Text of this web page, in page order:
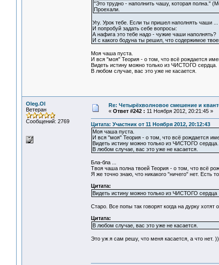
"Это трудно - наполнить чашу, которая полна."
Проехали.
Угу. Урок тебе. Если ты пришел наполнять чаши
И попробуй задать себе вопросы:
А нафига это тебе надо - чужие чаши наполнять?
И с какого бодуна ты решил, что содержимое
Моя чаша пуста.
И вся "моя" Теория - о том, что всё рождается
Видеть истину можно только из ЧИСТОГО сердца.
В любом случае, вас это уже не касается.
Oleg.Ol
Ветеран
Сообщений: 2769
Re: Четырёхволновое смешение и
« Ответ #242 : 11 Ноября 2012, 20:21:45 »
Цитата: Участник от 11 Ноября 2012, 20:12:43
Моя чаша пуста.
И вся "моя" Теория - о том, что всё рождается
Видеть истину можно только из ЧИСТОГО сердца.
В любом случае, вас это уже не касается.
Бла-бла ...
Твоя чаша полна твоей Теория - о том, что всё
Я же точно знаю, что никакого "ничего" нет. Есть
Цитата:
Видеть истину можно только из ЧИСТОГО сердца
Старо. Все попы так говорят когда на дурку хотят
Цитата:
В любом случае, вас это уже не касается.
Это уж я сам решу, что меня касается, а что нет.